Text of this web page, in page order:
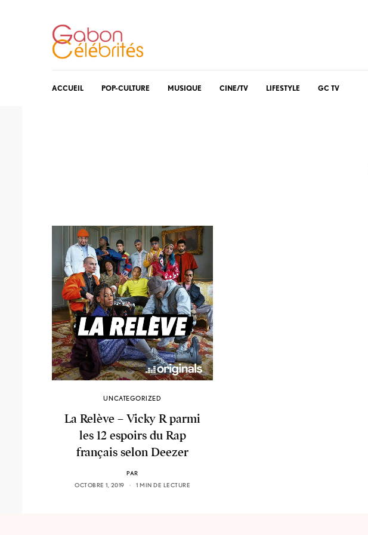
ACCUEIL POP-CULTURE MUSIQUE CINE/TV LIFESTYLE GC TV
UNCATEGORIZED
La Relève – Vicky R parmi
les 12 espoirs du Rap
français selon Deezer
PAR
OCTOBRE 1, 2019
1 MIN DE LECTURE